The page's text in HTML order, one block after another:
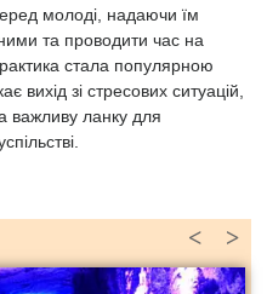
молоді, надаючи їм
та проводити час на
стала популярною
вихід зі стресових ситуацій,
важливу ланку для
>
<